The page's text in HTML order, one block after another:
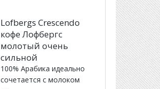
Lofbergs Crescendo
кофе Лофбергс
молотый очень
сильной
100% Арабика идеально
сочетается с молоком